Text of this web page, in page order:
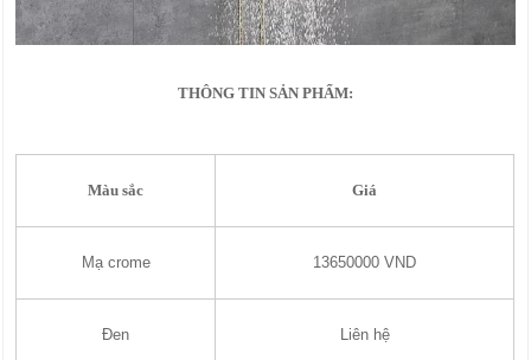
THÔNG TIN SẢN PHẨM:
Màu sắc Giá
Mạ crome 13650000 VND
Đen Liên hệ